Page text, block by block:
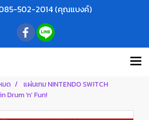
502-2014 (คุณแบงค์)
มด
แผ่นเกม NINTENDO SWITCH
Drum ‘n’ Fun!